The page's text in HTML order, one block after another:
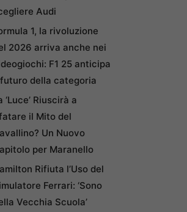
Audi
1, la rivoluzione
2026 arriva anche nei
F1 25 anticipa
della categoria
‘Luce’ Riuscirà a
il Mito del
Un Nuovo
per Maranello
Rifiuta l’Uso del
Ferrari: ‘Sono
Vecchia Scuola’